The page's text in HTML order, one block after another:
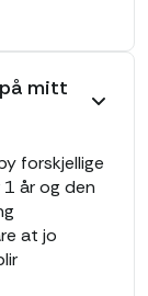
mitt
forskjellige
år og den
at jo